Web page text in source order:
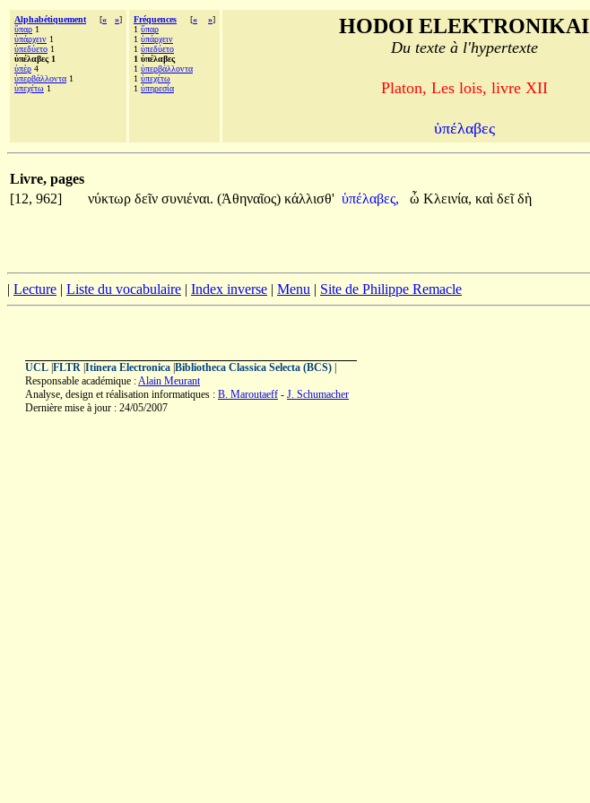
Alphabétiquement [« »]
ὕπαρ 1
ὑπάρχειν 1
ὑπεδύετο 1
ὑπέλαβες 1
ὑπὲρ 4
ὑπερβάλλοντα 1
ὑπεχέτω 1
Fréquences [« »]
1 ὕπαρ
1 ὑπάρχειν
1 ὑπεδύετο
1 ὑπέλαβες
1 ὑπερβάλλοντα
1 ὑπεχέτω
1 ὑπηρεσία
HODOI ELEKTRONIKAI
Du texte à l'hypertexte
Platon, Les lois, livre XII
ὑπέλαβες
Livre, pages
[12, 962]
νύκτωρ δεῖν συνιέναι. (Ἀθηναῖος) κάλλισθ' ὑπέλαβες, ὦ Κλεινία, καὶ δεῖδὴ
| Lecture | Liste du vocabulaire | Index inverse | Menu | Site de Philippe Remacle
UCL FLTR Itinera Electronica Bibliotheca Classica Selecta (BCS)
Responsable académique :Alain Meurant
Analyse, design et réalisation informatiques : B. Maroutaeff - J. Schumacher
Dernière mise à jour : 24/05/2007